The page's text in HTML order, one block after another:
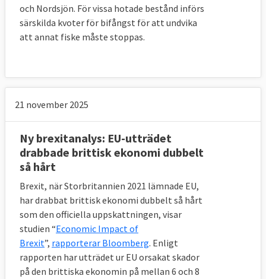
svåraste att lösa för förhandlarna.
I avtalet har man skrivit in en nödlösning
Storbritannien inte lyckas komma överens
Den ska se till att det inte uppstår någon
hård gräns – alltså fysiska kontroller –
mellan republiken Irland och brittiska
Nordirland.
inklusive Nordirland fortsätter vara kvar i en
tullunion med EU. Det gör att ingen hård
gräns behöver sättas upp mellan antingen
Irland och Nordirland (vilket EU inte vill)
eller Nordirland och övriga Storbritannien
(vilket britterna inte vill).
och Nordsjön. För vissa hotade bestånd införs
särskilda kvoter för bifångst för att undvika
att annat fiske måste stoppas.
21 november 2025
Ny brexitanalys: EU-utträdet
drabbade brittisk ekonomi dubbelt
så hårt
Brexit, när Storbritannien 2021 lämnade EU,
har drabbat brittisk ekonomi dubbelt så hårt
som den officiella uppskattningen, visar
studien “Economic Impact of
Brexit”, rapporterar Bloomberg. Enligt
rapporten har utträdet ur EU orsakat skador
på den brittiska ekonomin på mellan 6 och 8